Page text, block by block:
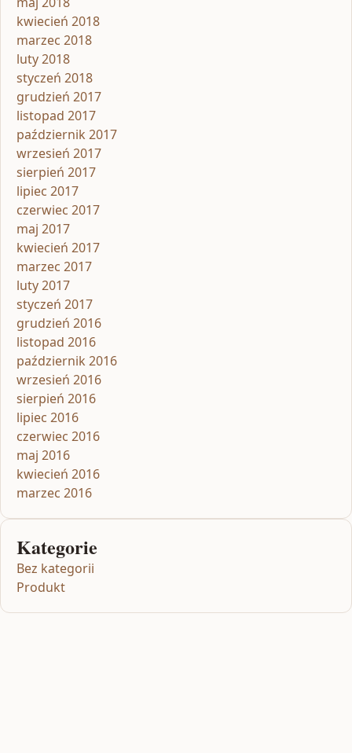
kwiecień 2018
marzec 2018
luty 2018
styczeń 2018
grudzień 2017
listopad 2017
październik 2017
wrzesień 2017
sierpień 2017
lipiec 2017
czerwiec 2017
maj 2017
kwiecień 2017
marzec 2017
luty 2017
styczeń 2017
grudzień 2016
listopad 2016
październik 2016
wrzesień 2016
sierpień 2016
lipiec 2016
czerwiec 2016
maj 2016
kwiecień 2016
marzec 2016
Kategorie
Bez kategorii
Produkt